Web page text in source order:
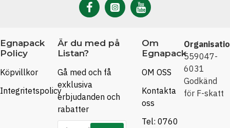
Egnapack
Policy
Köpvillkor
Integritetspolicy
Är du med på
Listan?
Gå med och få
exklusiva
erbjudanden och
rabatter
Om
Egnapack
OM OSS
Kontakta
oss
Tel: 0760
559047-
6031
Godkänd
för F-skatt